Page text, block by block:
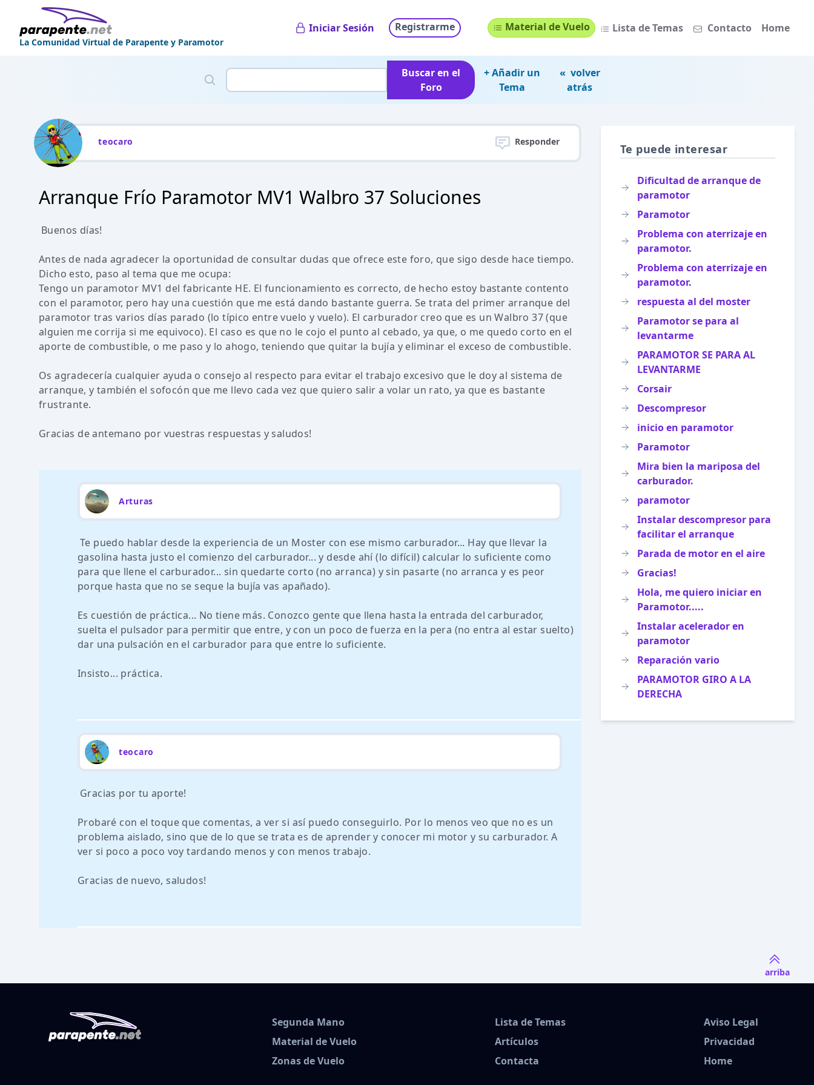
La Comunidad Virtual de Parapente y Paramotor
Iniciar Sesión Registrarme Material de Vuelo Lista de Temas Contacto Home
Buscar en el
Foro
+ Añadir un
Tema
« volver
atrás
teocaro Responder
Arranque Frío Paramotor MV1 Walbro 37 Soluciones
Buenos días!
Antes de nada agradecer la oportunidad de consultar dudas que ofrece este foro, que sigo desde hace tiempo.
Dicho esto, paso al tema que me ocupa:
Tengo un paramotor MV1 del fabricante HE. El funcionamiento es correcto, de hecho estoy bastante contento
con el paramotor, pero hay una cuestión que me está dando bastante guerra. Se trata del primer arranque del
paramotor tras varios días parado (lo típico entre vuelo y vuelo). El carburador creo que es un Walbro 37 (que
alguien me corrija si me equivoco). El caso es que no le cojo el punto al cebado, ya que, o me quedo corto en el
aporte de combustible, o me paso y lo ahogo, teniendo que quitar la bujía y eliminar el exceso de combustible.
Os agradecería cualquier ayuda o consejo al respecto para evitar el trabajo excesivo que le doy al sistema de
arranque, y también el sofocón que me llevo cada vez que quiero salir a volar un rato, ya que es bastante
frustrante.
Gracias de antemano por vuestras respuestas y saludos!
Arturas
Te puedo hablar desde la experiencia de un Moster con ese mismo carburador... Hay que llevar la
gasolina hasta justo el comienzo del carburador... y desde ahí (lo difícil) calcular lo suficiente como
para que llene el carburador... sin quedarte corto (no arranca) y sin pasarte (no arranca y es peor
porque hasta que no se seque la bujía vas apañado).
Es cuestión de práctica... No tiene más. Conozco gente que llena hasta la entrada del carburador,
suelta el pulsador para permitir que entre, y con un poco de fuerza en la pera (no entra al estar suelto)
dar una pulsación en el carburador para que entre lo suficiente.
Insisto... práctica.
teocaro
Gracias por tu aporte!
Probaré con el toque que comentas, a ver si así puedo conseguirlo. Por lo menos veo que no es un
problema aislado, sino que de lo que se trata es de aprender y conocer mi motor y su carburador. A
ver si poco a poco voy tardando menos y con menos trabajo.
Gracias de nuevo, saludos!
Te puede interesar
Dificultad de arranque de
paramotor
Paramotor
Problema con aterrizaje en
paramotor.
Problema con aterrizaje en
paramotor.
respuesta al del moster
Paramotor se para al
levantarme
PARAMOTOR SE PARA AL
LEVANTARME
Corsair
Descompresor
inicio en paramotor
Paramotor
Mira bien la mariposa del
carburador.
paramotor
Instalar descompresor para
facilitar el arranque
Parada de motor en el aire
Gracias!
Hola, me quiero iniciar en
Paramotor.....
Instalar acelerador en
paramotor
Reparación vario
PARAMOTOR GIRO A LA
DERECHA
arriba
Segunda Mano
Material de Vuelo
Zonas de Vuelo
Lista de Temas
Artículos
Contacta
Aviso Legal
Privacidad
Home